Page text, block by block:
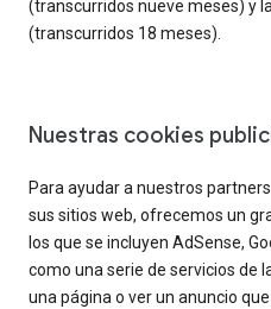
(transcurridos nueve meses) y
(transcurridos 18 meses).
Nuestras cookies
Para ayudar a nuestros
sus sitios web, ofrecemos un
los que se incluyen AdSense,
como una serie de servicios de
una página o ver un anuncio